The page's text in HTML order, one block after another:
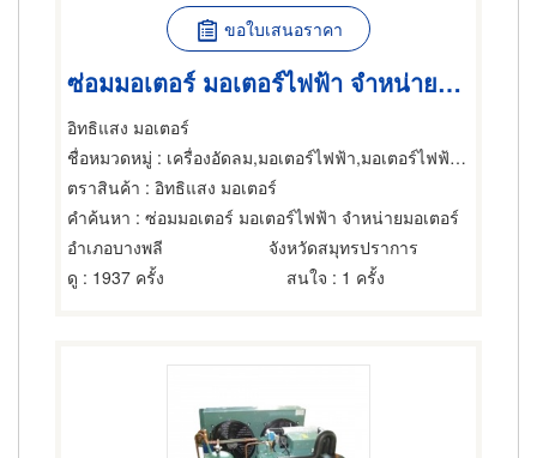
ขอใบเสนอราคา
ซ่อมมอเตอร์ มอเตอร์ไฟฟ้า จำหน่ายมอเตอร์ มอเตอร์มือสอง
อิทธิแสง มอเตอร์
ชื่อหมวดหมู่ : เครื่องอัดลม,มอเตอร์ไฟฟ้า,มอเตอร์ไฟฟ้าและอุปกรณ์
ตราสินค้า : อิทธิแสง มอเตอร์
คำค้นหา : ซ่อมมอเตอร์ มอเตอร์ไฟฟ้า จำหน่ายมอเตอร์
อำเภอบางพลี
จังหวัดสมุทรปราการ
ดู : 1937 ครั้ง สนใจ : 1 ครั้ง